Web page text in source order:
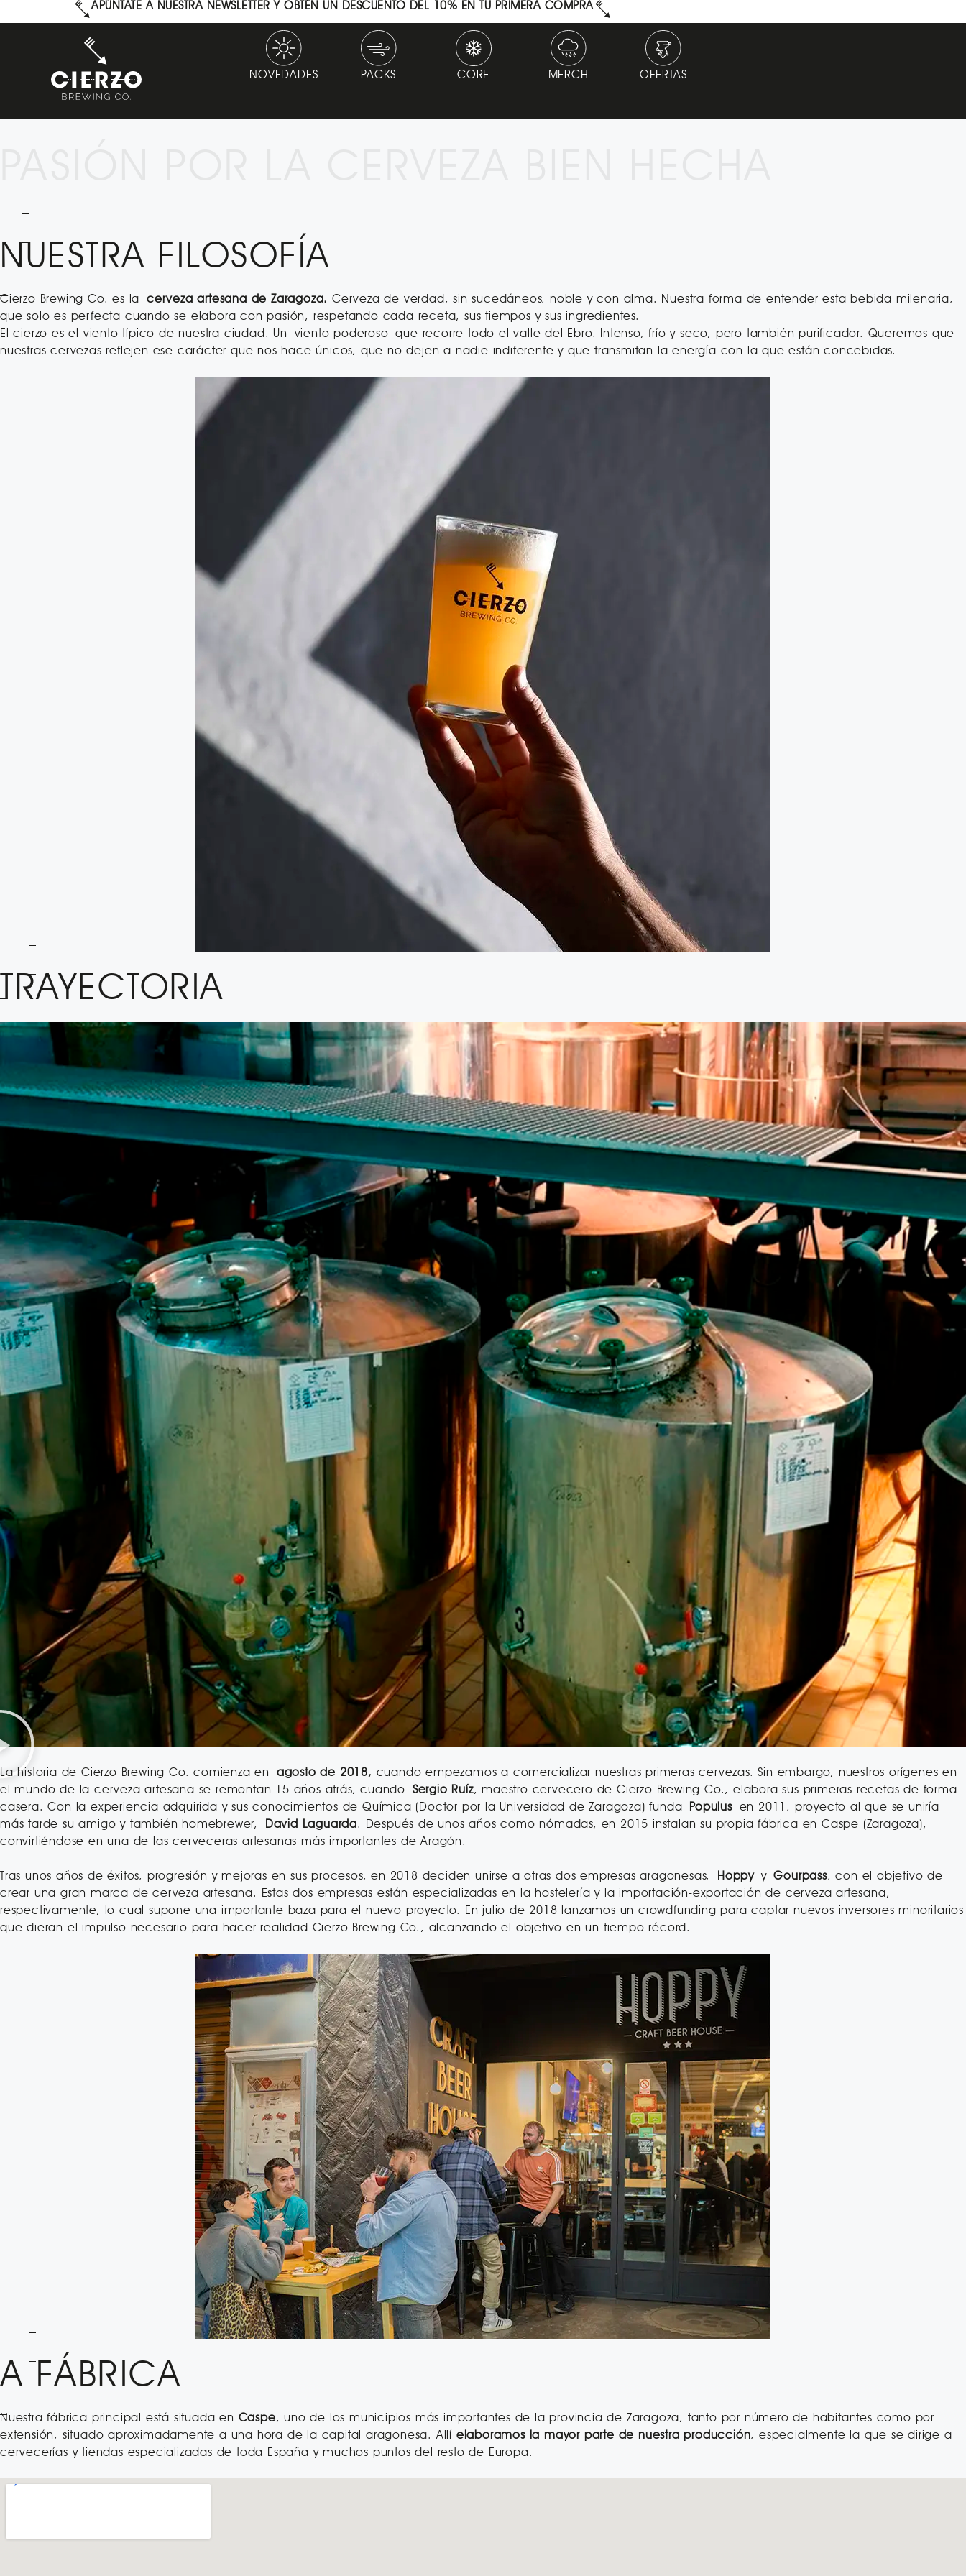
APÚNTATE A NUESTRA NEWSLETTER Y OBTÉN UN DESCUENTO DEL 10% EN TU PRIMERA COMPRA
NOVEDADES PACKS CORE MERCH OFERTAS
NUESTRA FILOSOFÍA
Cierzo Brewing Co. es la cerveza artesana de Zaragoza. Cerveza de verdad, sin sucedáneos, noble y con alma. Nuestra forma de entender esta bebida milenaria,
que solo es perfecta cuando se elabora con pasión, respetando cada receta, sus tiempos y sus ingredientes.
El cierzo es el viento típico de nuestra ciudad. Un viento poderoso que recorre todo el valle del Ebro. Intenso, frío y seco, pero también purificador. Queremos que
nuestras cervezas reflejen ese carácter que nos hace únicos, que no dejen a nadie indiferente y que transmitan la energía con la que están concebidas.
TRAYECTORIA
La historia de Cierzo Brewing Co. comienza en agosto de 2018, cuando empezamos a comercializar nuestras primeras cervezas. Sin embargo, nuestros orígenes en
el mundo de la cerveza artesana se remontan 15 años atrás, cuando Sergio Ruíz, maestro cervecero de Cierzo Brewing Co., elabora sus primeras recetas de forma
casera. Con la experiencia adquirida y sus conocimientos de Química (Doctor por la Universidad de Zaragoza) funda Populus en 2011, proyecto al que se uniría
más tarde su amigo y también homebrewer, David Laguarda. Después de unos años como nómadas, en 2015 instalan su propia fábrica en Caspe (Zaragoza),
convirtiéndose en una de las cerveceras artesanas más importantes de Aragón.
Tras unos años de éxitos, progresión y mejoras en sus procesos, en 2018 deciden unirse a otras dos empresas aragonesas, Hoppy yGourpass, con el objetivo de
crear una gran marca de cerveza artesana. Estas dos empresas están especializadas en la hostelería y la importación-exportación de cerveza artesana,
respectivamente, lo cual supone una importante baza para el nuevo proyecto. En julio de 2018 lanzamos un crowdfunding para captar nuevos inversores minoritarios
que dieran el impulso necesario para hacer realidad Cierzo Brewing Co., alcanzando el objetivo en un tiempo récord.
FÁBRICA
Nuestra fábrica principal está situada en Caspe, uno de los municipios más importantes de la provincia de Zaragoza, tanto por número de habitantes como por
extensión, situado aproximadamente a una hora de la capital aragonesa. Allí elaboramos la mayor parte de nuestra producción, especialmente la que se dirige a
cervecerías y tiendas especializadas de toda España y muchos puntos del resto de Europa.